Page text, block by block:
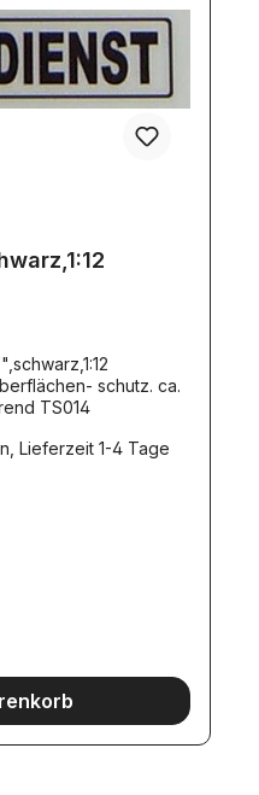
schutz. ca.
TS014
Lieferzeit 1-4 Tage